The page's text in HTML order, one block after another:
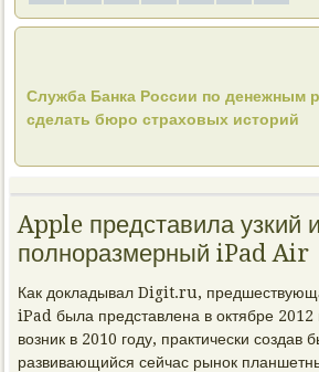
Служба Банка России по денежным
сделать бюро страховых историй
Apple представила узкий
полноразмерный iPad Air
Как докладывал Digit.ru,
iPad была представлена в октябре
возник в 2010 году, практически создав
развивающийся сейчас рынок